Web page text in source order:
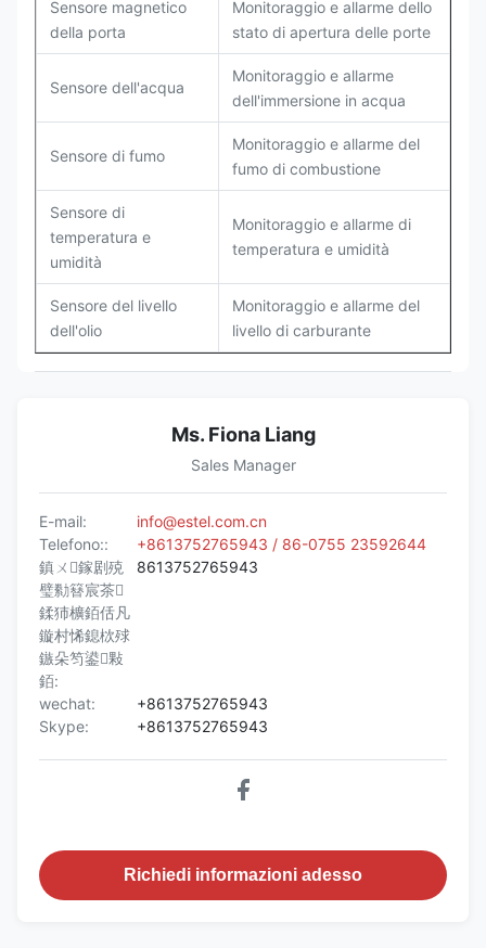
Sensore magnetico
della porta
Monitoraggio e allarme dello
stato di apertura delle porte
Sensore dell'acqua
Monitoraggio e allarme
dell'immersione in acqua
Sensore di fumo
Monitoraggio e allarme del
fumo di combustione
Sensore di
temperatura e
umidità
Monitoraggio e allarme di
temperatura e umidità
Sensore del livello
dell'olio
Monitoraggio e allarme del
livello di carburante
Ms. Fiona Liang
Sales Manager
E-mail:
info@estel.com.cn
Telefono::
+8613752765943 / 86-0755 23592644
鎮ㄨ鎵剧殑
璧勬簮宸茶
鍒犻櫎銆佸凡
鏇村悕鎴栨殏
鏃朵笉鍙敤
銆:
8613752765943
wechat:
+8613752765943
Skype:
+8613752765943
Richiedi informazioni adesso